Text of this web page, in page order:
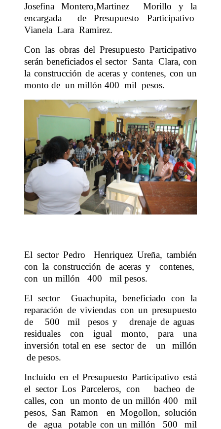
Josefina Montero,Martinez
Morillo y la
encargada
de Presupuesto Participativo
Vianela Lara Ramirez.
Con las obras del Presupuesto Participativo
serán beneficiados el sector Santa Clara, con
la construcción de aceras y contenes, con un
monto de un millón 400 mil pesos.
El sector Pedro
Henriquez Ureña, también
con la construcción de aceras y
contenes,
con un millón 400
mil pesos.
El sector
Guachupita, beneficiado con la
reparación de viviendas con un presupuesto
de
500 mil pesos y
drenaje de aguas
residuales con igual monto, para una
inversión total en ese
sector de un
millón
de pesos.
Incluido en el Presupuesto Participativo está
el sector Los Parceleros, con
bacheo de
calles, con
un monto de un millón 400
mil
pesos, San Ramon
en Mogollon, solución
de
agua potable con un millón 500 mil